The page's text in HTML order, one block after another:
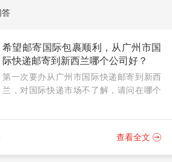
？用哪种好？
国际搬家：家具海运到奥克兰怎么样能省
新西兰旺格雷有点不一样 北京私人物品运
国搬家？上海移民搬家到塞浦路斯，国际搬
美国，如何打包才能对国际长途运输放心？
庆市托运到美国从上海市托运到澳大利亚
家到英国从佛山市搬家到美国从北京市搬家
时
答
希望邮寄国际包裹顺利，从广州市国
际快递邮寄到新西兰哪个公司好？
第一次要办从广州市国际快递邮寄到新西
兰，对国际快递市场不了解，请问在哪个
查看全文